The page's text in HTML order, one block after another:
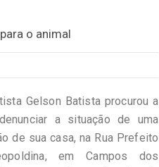
o animal
Gelson Batista procurou a
a situação de uma
de sua casa, na Rua Prefeito
em Campos dos